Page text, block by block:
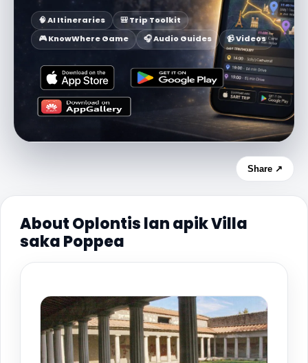
🧠 AI Itineraries
🎒 Trip Toolkit
🎮 KnowWhere Game
🎧 Audio Guides 📹 Videos
Share ↗
About Oplontis lan apik Villa
saka Poppea